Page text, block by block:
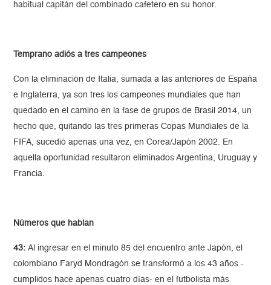
habitual capitán del combinado cafetero en su honor.
Temprano adiós a tres campeones
Con la eliminación de Italia, sumada a las anteriores de España
e Inglaterra, ya son tres los campeones mundiales que han
quedado en el camino en la fase de grupos de Brasil 2014, un
hecho que, quitando las tres primeras Copas Mundiales de la
FIFA, sucedió apenas una vez, en Corea/Japón 2002. En
aquella oportunidad resultaron eliminados Argentina, Uruguay y
Francia.
Números que hablan
43:Al ingresar en el minuto 85 del encuentro ante Japón, el
colombiano Faryd Mondragón se transformó a los 43 años -
cumplidos hace apenas cuatro días- en el futbolista más